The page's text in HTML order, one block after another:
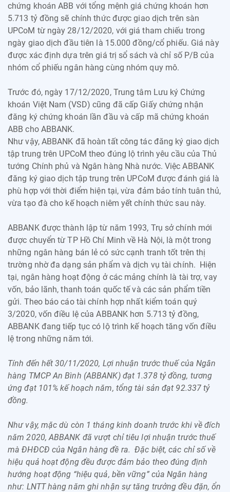
chứng khoán ABB với tổng mệnh giá chứng khoán hơn
5.713 tỷ đồng sẽ chính thức được giao dịch trên sàn
UPCoM từ ngày 28/12/2020, với giá tham chiếu trong
ngày giao dịch đầu tiên là 15.000 đồng/cổ phiếu. Giá này
được xác định dựa trên giá trị sổ sách và chỉ số P/B của
nhóm cổ phiếu ngân hàng cùng nhóm quy mô.
Trước đó, ngày 17/12/2020, Trung tâm Lưu ký Chứng
khoán Việt Nam (VSD) cũng đã cấp Giấy chứng nhận
đăng ký chứng khoán lần đầu và cấp mã chứng khoán
ABB cho ABBANK.
Như vậy, ABBANK đã hoàn tất công tác đăng ký giao dịch
tập trung trên UPCoM theo đúng lộ trình yêu cầu của Thủ
tướng Chính phủ và Ngân hàng Nhà nước. Việc ABBANK
đăng ký giao dịch tập trung trên UPCoM được đánh giá là
phù hợp với thời điểm hiện tại, vừa đảm bảo tính tuân thủ,
vừa tạo đà cho kế hoạch niêm yết chính thức sau này.
ABBANK được thành lập từ năm 1993, Trụ sở chính mới
được chuyển từ TP Hồ Chí Minh về Hà Nội, là một trong
những ngân hàng bán lẻ có sức cạnh tranh tốt trên thị
trường nhờ đa dạng sản phẩm và dịch vụ tài chính. Hiện
tại, ngân hàng hoạt động ở các mảng chính là tài trợ, vay
vốn, bảo lãnh, thanh toán quốc tế và các sản phẩm tiền
gửi. Theo báo cáo tài chính hợp nhất kiểm toán quý
3/2020, vốn điều lệ của ABBANK hơn 5.713 tỷ đồng,
ABBANK đang tiếp tục có lộ trình kế hoạch tăng vốn điều
lệ trong những năm tới.
Tính đến hết 30/11/2020, Lợi nhuận trước thuế của Ngân
hàng TMCP An Bình (ABBANK) đạt 1.378 tỷ đồng, tương
ứng đạt 101% kế hoạch năm, tổng tài sản đạt 92.337 tỷ
đồng.
Như vậy, mặc dù còn 1 tháng kinh doanh trước khi về đích
năm 2020, ABBANK đã vượt chỉ tiêu lợi nhuận trước thuế
mà ĐHĐCĐ của Ngân hàng đề ra. Đặc biệt, các chỉ số về
hiệu quả hoạt động đều được đảm bảo theo đúng định
hướng hoạt động “hiệu quả, bền vững” của Ngân hàng
như: LNTT hàng năm ghi nhận sự tăng trưởng đều đặn, ổn